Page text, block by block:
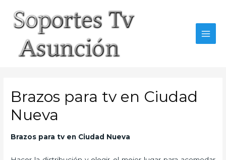
content
Brazos para tv en Ciudad
Nueva
Brazos para tv en Ciudad Nueva